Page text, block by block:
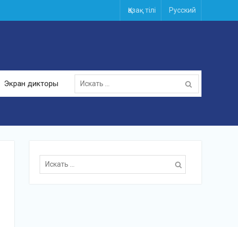
Қазақ тілі Русский
Экран дикторы
Поиск
для:
Поиск
для: